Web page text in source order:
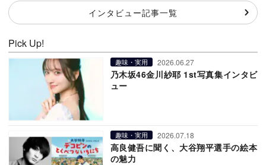
インタビュー記事一覧
Pick Up!
趣味・実用 2026.06.27
乃木坂46金川紗耶 1st写真集インタビ
ュー
趣味・実用 2026.07.18
高良健吾に聞く、大谷翔平選手の絵本
の魅力